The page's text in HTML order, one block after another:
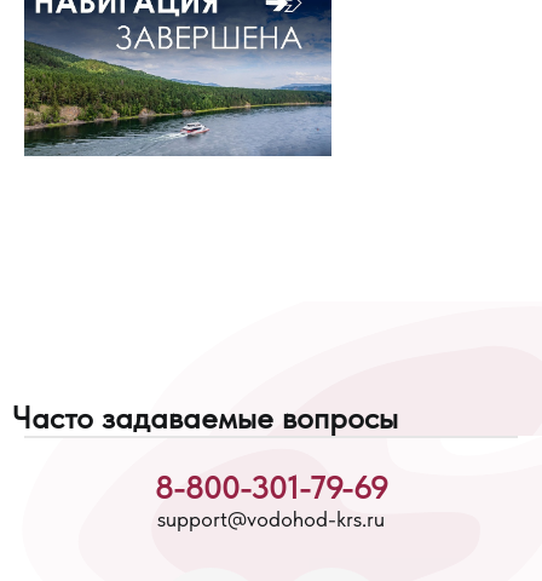
Часто задаваемые вопросы
8-800-301-79-69
support@vodohod-krs.ru